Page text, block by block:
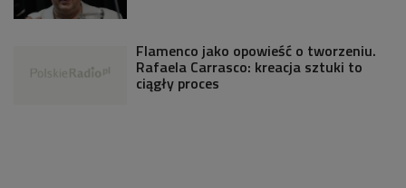
Flamenco jako opowieść o tworzeniu.
Rafaela Carrasco: kreacja sztuki to
ciągły proces